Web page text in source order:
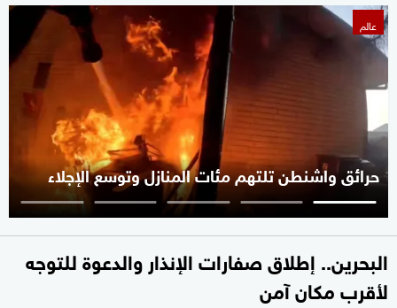
عالم
حرائق واشنطن تلتهم مئات المنازل وتوسع الإجلاء
البحرين.. إطلاق صفارات الإنذار والدعوة للتوجه
لأقرب مكان آمن